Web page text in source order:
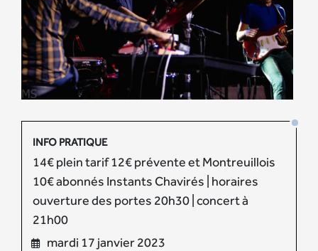
INFO PRATIQUE
14€ plein tarif 12€ prévente et Montreuillois
10€ abonnés Instants Chavirés | horaires
ouverture des portes 20h30 | concert à
21h00
mardi 17 janvier 2023